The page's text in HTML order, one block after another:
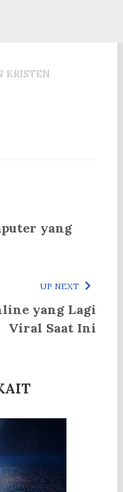
KRISTEN
yang
UP NEXT
yang Lagi
Viral Saat Ini